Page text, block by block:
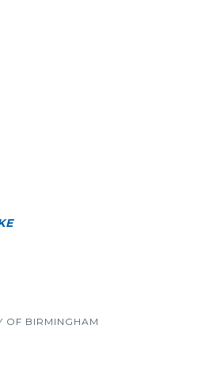
OF BIRMINGHAM